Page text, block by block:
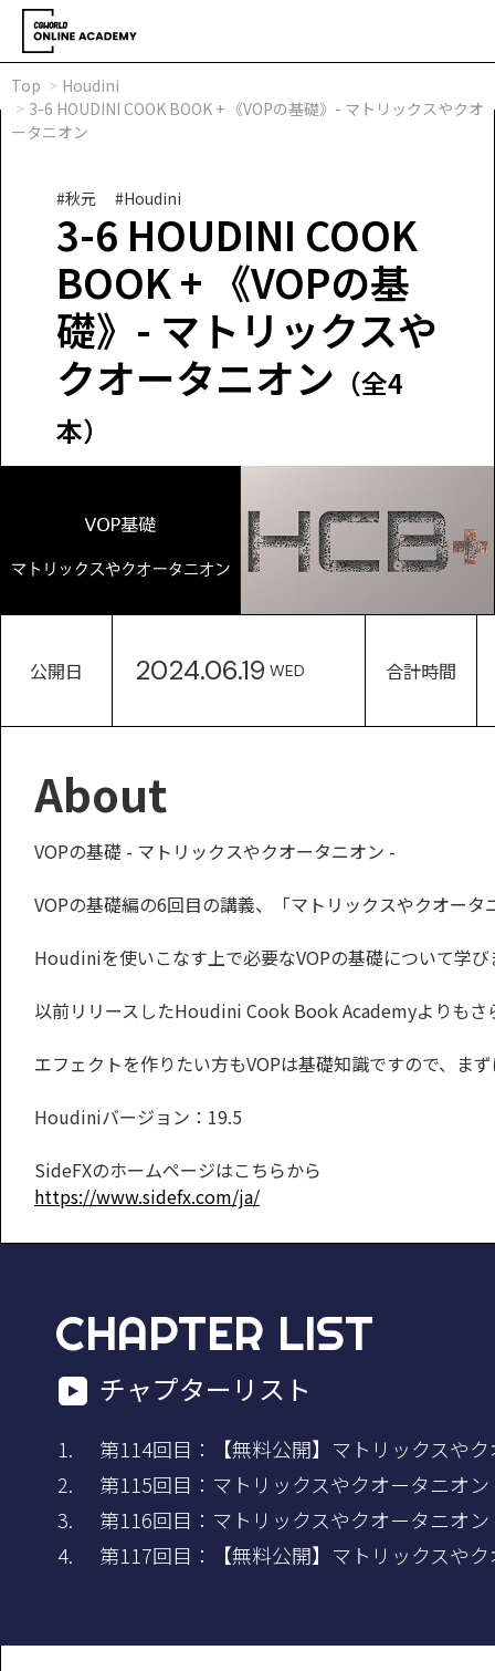
Top
Houdini
3-6 HOUDINI COOK BOOK + 《VOPの基礎》- マトリックスやクオ
ータニオン
#秋元 #Houdini
3-6 HOUDINI COOK
BOOK + 《VOPの基
礎》- マトリックスや
クオータニオン （全4
本）
公開日 2024.06.19 WED 合計時間
About
VOPの基礎 - マトリックスやクオータニオン -
VOPの基礎編の6回目の講義、「マトリックスやクオー
Houdiniを使いこなす上で必要なVOPの基礎について学び
以前リリースしたHoudini Cook Book Academyよりも
エフェクトを作りたい方もVOPは基礎知識ですので、ま
Houdiniバージョン：19.5
SideFXのホームページはこちらから
https://www.sidefx.com/ja/
CHAPTER LIST
チャプターリスト
第114回目：【無料公開】マトリックスや
第115回目：マトリックスやクオータニオン
第116回目：マトリックスやクオータニオン
第117回目：【無料公開】マトリックスや